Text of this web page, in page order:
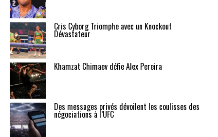
Cris Cyborg Triomphe avec un Knockout
Dévastateur
Khamzat Chimaev défie Alex Pereira
Des messages privés dévoilent les coulisses des
négociations à l’UFC